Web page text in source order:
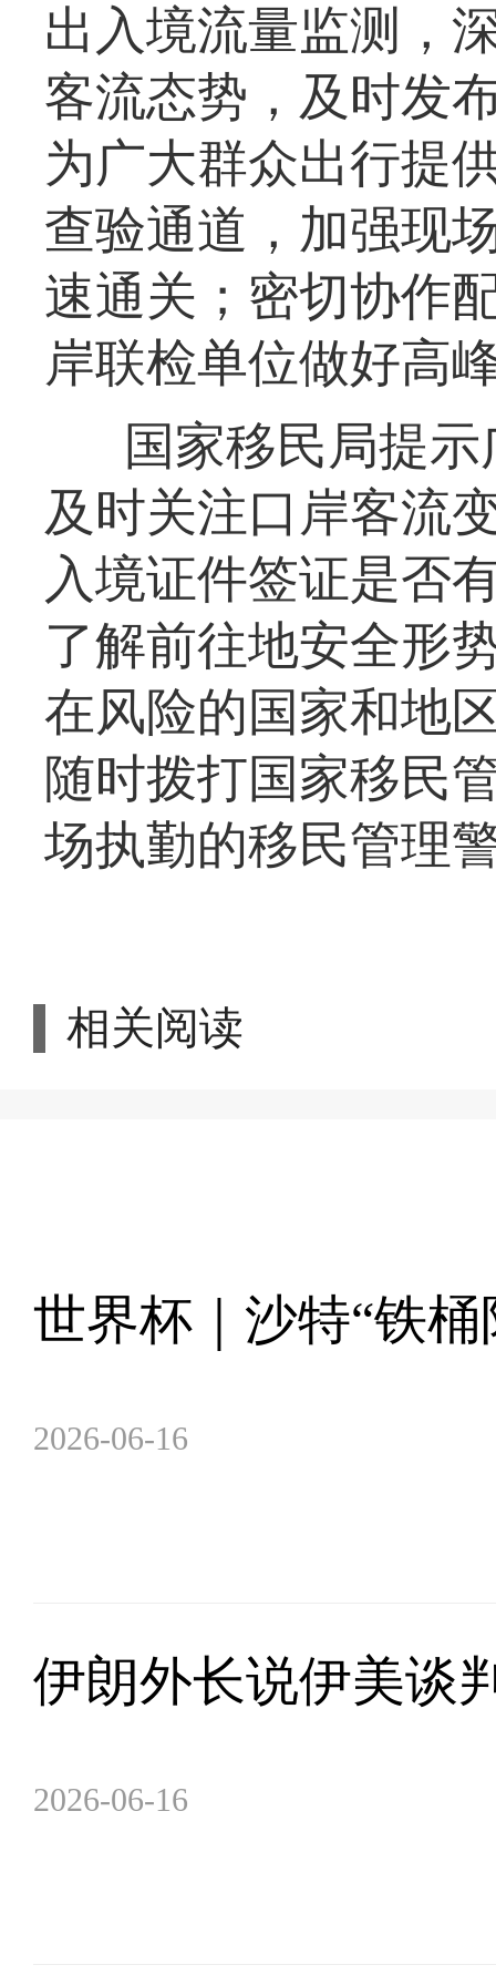
出入境流量监测，
客流态势，及时发
为广大群众出行提
查验通道，加强现
速通关；密切协作
岸联检单位做好高
国家移民局提
及时关注口岸客流
入境证件签证是否
了解前往地安全形
在风险的国家和地
随时拨打国家移民
场执勤的移民管理
相关阅读
世界杯｜沙特“铁
2026-06-16
伊朗外长说伊美谈
2026-06-16